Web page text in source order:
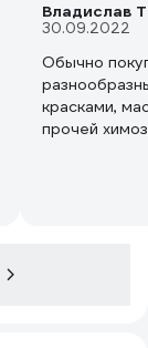
Владислав
30.09.2022
Обычно
красками,
прочей